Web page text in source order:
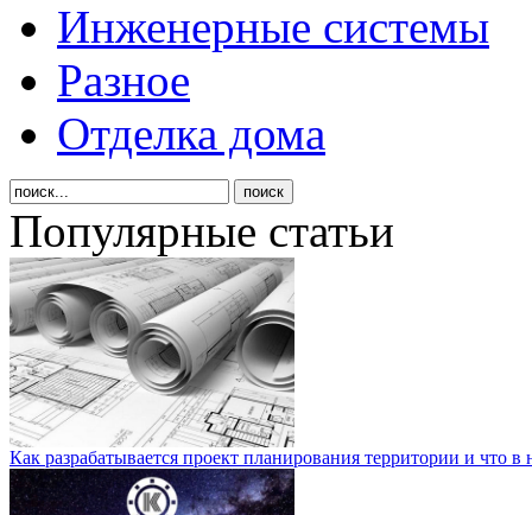
Инженерные системы
Разное
Отделка дома
Популярные статьи
Как разрабатывается проект планирования территории и что в